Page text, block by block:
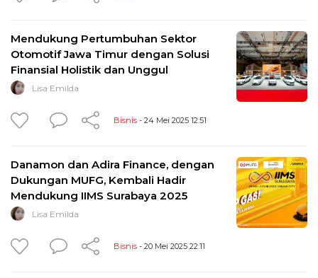
Mendukung Pertumbuhan Sektor
Otomotif Jawa Timur dengan Solusi
Finansial Holistik dan Unggul
Lisa Emilda
Bisnis - 24 Mei 2025 12:51
Danamon dan Adira Finance, dengan
Dukungan MUFG, Kembali Hadir
Mendukung IIMS Surabaya 2025
Lisa Emilda
Bisnis - 20 Mei 2025 22:11